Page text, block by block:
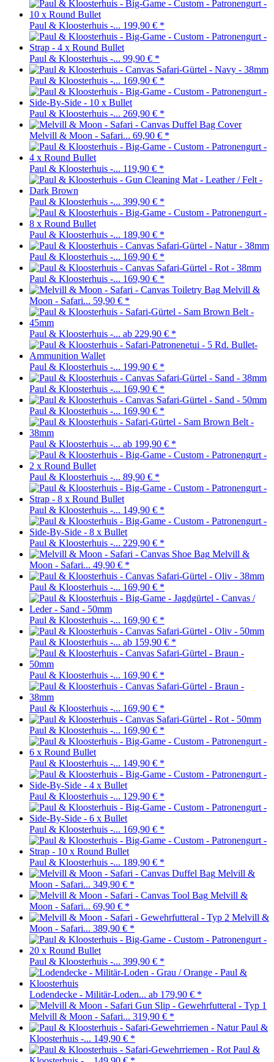
Paul & Kloosterhuis -... 199,90 € *
Paul & Kloosterhuis -... 99,90 € *
Paul & Kloosterhuis -... 169,90 € *
Paul & Kloosterhuis -... 269,90 € *
Melvill & Moon - Safari... 69,90 € *
Paul & Kloosterhuis -... 119,90 € *
Paul & Kloosterhuis -... 399,90 € *
Paul & Kloosterhuis -... 189,90 € *
Paul & Kloosterhuis -... 169,90 € *
Paul & Kloosterhuis -... 169,90 € *
Melvill &
Moon - Safari... 59,90 € *
Paul & Kloosterhuis -... ab 229,90 € *
Paul & Kloosterhuis -... 199,90 € *
Paul & Kloosterhuis -... 169,90 € *
Paul & Kloosterhuis -... 169,90 € *
Paul & Kloosterhuis -... ab 199,90 € *
Paul & Kloosterhuis -... 89,90 € *
Paul & Kloosterhuis -... 149,90 € *
Paul & Kloosterhuis -... 229,90 € *
Melvill &
Moon - Safari... 49,90 € *
Paul & Kloosterhuis -... 169,90 € *
Paul & Kloosterhuis -... 169,90 € *
Paul & Kloosterhuis -... ab 159,90 € *
Paul & Kloosterhuis -... 169,90 € *
Paul & Kloosterhuis -... 169,90 € *
Paul & Kloosterhuis -... 169,90 € *
Paul & Kloosterhuis -... 149,90 € *
Paul & Kloosterhuis -... 129,90 € *
Paul & Kloosterhuis -... 169,90 € *
Paul & Kloosterhuis -... 189,90 € *
Melvill &
Moon - Safari... 349,90 € *
Melvill &
Moon - Safari... 69,90 € *
Melvill &
Moon - Safari... 389,90 € *
Paul & Kloosterhuis -... 399,90 € *
Lodendecke - Militär-Loden... ab 179,90 € *
Melvill & Moon - Safari... 319,90 € *
Paul &
Kloosterhuis -... 149,90 € *
Paul &